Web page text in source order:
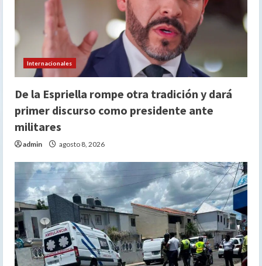
Internacionales
De la Espriella rompe otra tradición y dará
primer discurso como presidente ante
militares
admin agosto 8, 2026